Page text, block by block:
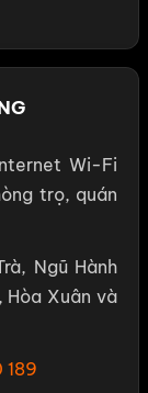
Wi-Fi
trọ, quán
Ngũ Hành
Hòa Xuân và
189